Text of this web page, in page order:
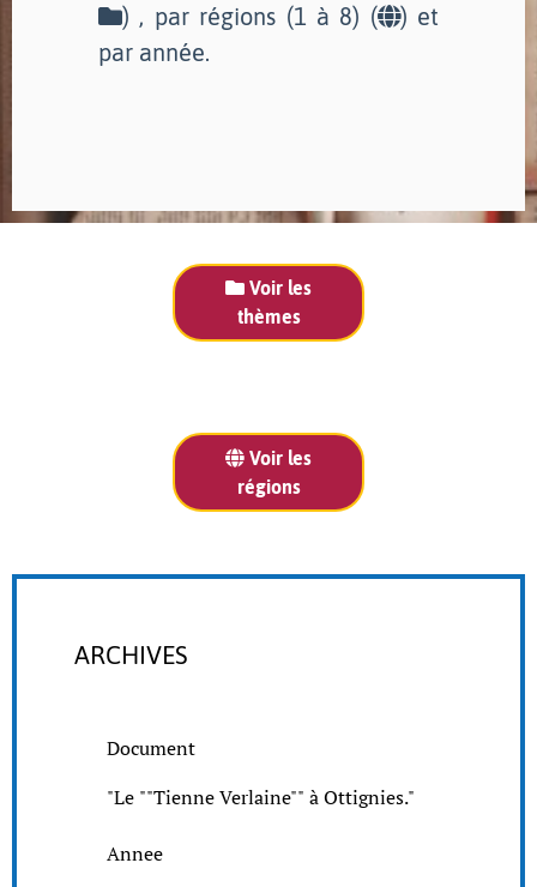
) , par régions (1 à 8) (
) et
par année.
Voir les
thèmes
Voir les
régions
ARCHIVES
Document
"Le ""Tienne Verlaine"" à Ottignies."
Annee